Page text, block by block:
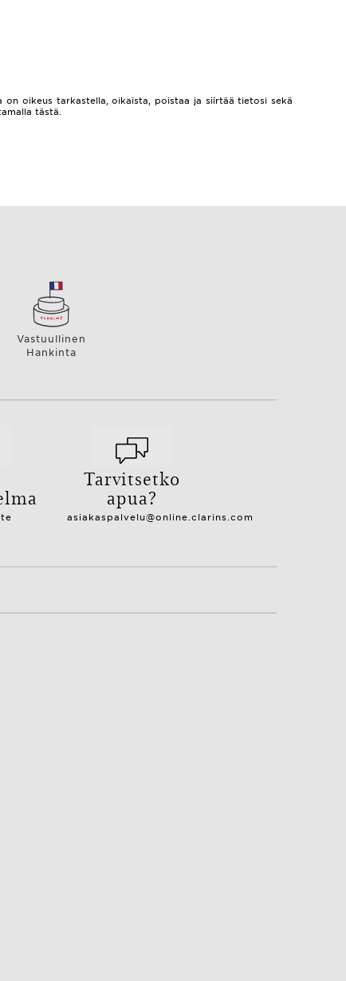
oikeus tarkastella, oikaista, poistaa ja siirtää tietosi sekä
tästä.
Vastuullinen
Hankinta
Tarvitsetko
apua?
asiakaspalvelu@online.clarins.com